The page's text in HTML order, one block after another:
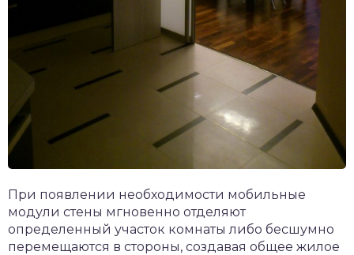
При появлении необходимости мобильные
модули стены мгновенно отделяют
определенный участок комнаты либо бесшумно
перемещаются в стороны, создавая общее жилое